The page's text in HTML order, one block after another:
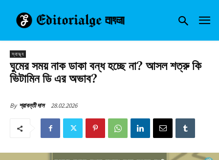
স্বাস্থ্য
ঘুমের সময় নাক ডাকা বন্ধ হচ্ছে না? আসল শত্রু কি
ভিটামিন ডি এর অভাব?
By শ্রাবন্তী দাস 28.02.2026